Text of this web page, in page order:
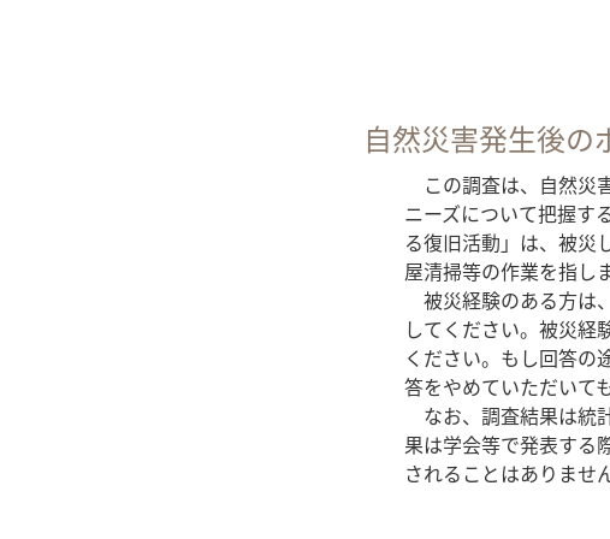
自然災害発生後の
この調査は、自然災
ニーズについて把握す
る復旧活動」は、被災
屋清掃等の作業を指しま
被災経験のある方は
してください。被災経
ください。 もし回答の
答をやめていただいて
なお、調査結果は統
果は学会等で発表する
されることはありませ